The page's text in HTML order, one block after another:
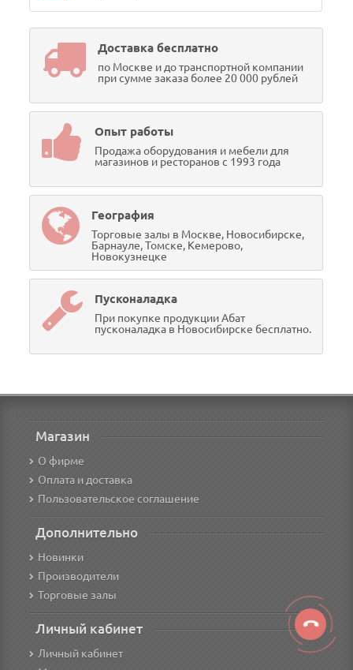
Доставка бесплатно
по Москве и до транспортной компании
при сумме заказа более 20 000 рублей
Опыт работы
Продажа оборудования и мебели для
магазинов и ресторанов с 1993 года
География
Торговые залы в Москве, Новосибирске,
Барнауле, Томске, Кемерово,
Новокузнецке
Пусконаладка
При покупке продукции Абат
пусконаладка в Новосибирске бесплатно.
Магазин
О фирме
Оплата и доставка
Пользовательское соглашение
Дополнительно
Новинки
Производители
Торговые залы
Личный кабинет
Личный кабинет